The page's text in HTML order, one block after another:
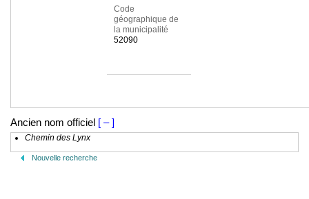
Code
géographique de
la municipalité
52090
Ancien nom officiel [ – ]
Chemin des Lynx
Nouvelle recherche